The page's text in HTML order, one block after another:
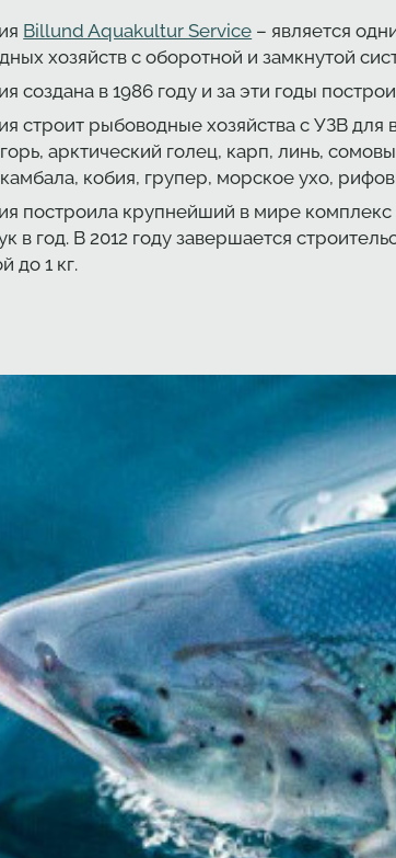
Billund Aquakultur Service – является
хозяйств с оборотной и замкнутой
создана в 1986 году и за эти годы
строит рыбоводные хозяйства с УЗВ
арктический голец, карп, линь,
камбала, кобия, групер, морское ухо,
построила крупнейший в мире
в год. В 2012 году завершается
до 1 кг.